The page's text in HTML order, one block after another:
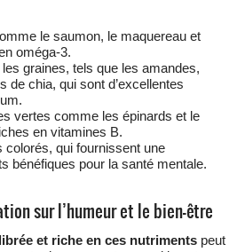
le saumon, le maquereau et
oméga-3.
graines, tels que les amandes,
de chia, qui sont d’excellentes
vertes comme les épinards et le
en vitamines B.
colorés, qui fournissent une
bénéfiques pour la santé mentale.
sur l’humeur et le bien-être
et riche en ces nutrimentspeut